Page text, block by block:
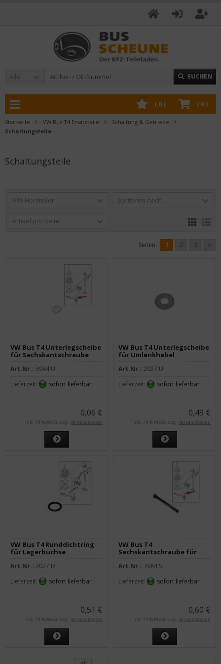
Alle SUCHEN
( 0)
( 0)
Startseite VW Bus T4 Ersatzteile
Schaltung & Getriebe
Schaltungsteile
Schaltungsteile
Alle Hersteller Sortieren nach ...
Artikel pro Seite
Seiten: 1 2 3 »
VW Bus T4 Unterlegscheibe
für Sechskantschraube
nicht TDI
Art.Nr.: 3984.U
Lieferzeit:
sofort lieferbar
0,06 €
inkl. 19 % MwSt. zzgl. Versandkosten
VW Bus T4 Unterlegscheibe
für Umlenkhebel
Art.Nr.: 2027.U
Lieferzeit:
sofort lieferbar
0,49 €
inkl. 19 % MwSt. zzgl. Versandkosten
VW Bus T4 Runddichtring
für Lagerbuchse
Art.Nr.: 2027.D
Lieferzeit:
sofort lieferbar
0,51 €
inkl. 19 % MwSt. zzgl. Versandkosten
VW Bus T4
Sechskantschraube für
nicht TDI
Art.Nr.: 3984.S
Lieferzeit:
sofort lieferbar
0,60 €
inkl. 19 % MwSt. zzgl. Versandkosten